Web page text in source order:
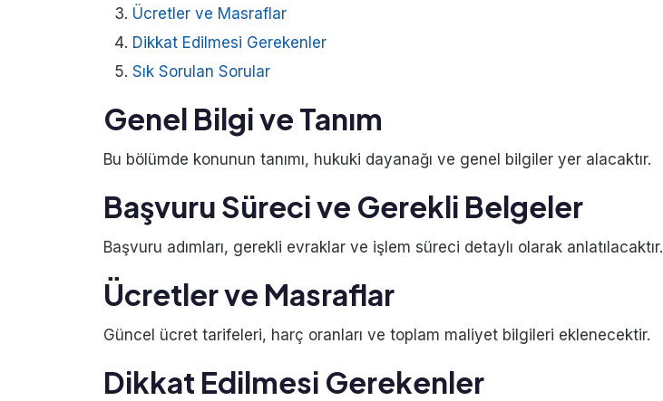
Ücretler ve Masraflar
Dikkat Edilmesi Gerekenler
Sık Sorulan Sorular
Genel Bilgi ve Tanım
Bu bölümde konunun tanımı, hukuki dayanağı ve genel bilgiler yer alacaktır.
Başvuru Süreci ve Gerekli Belgeler
Başvuru adımları, gerekli evraklar ve işlem süreci detaylı olarak anlatılacaktır.
Ücretler ve Masraflar
Güncel ücret tarifeleri, harç oranları ve toplam maliyet bilgileri eklenecektir.
Dikkat Edilmesi Gerekenler